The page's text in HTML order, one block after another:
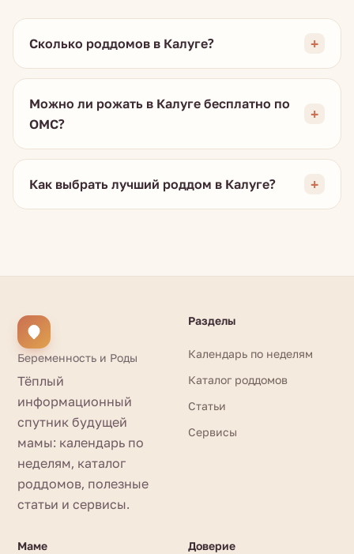
Сколько роддомов в Калуге?
Можно ли рожать в Калуге бесплатно по
ОМС?
Как выбрать лучший роддом в Калуге?
Беременность и Роды
Тёплый
информационный
спутник будущей
мамы: календарь по
неделям, каталог
роддомов, полезные
статьи и сервисы.
Разделы
Календарь по неделям
Каталог роддомов
Статьи
Сервисы
Маме Доверие